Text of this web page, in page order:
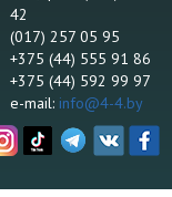
42
(017) 257 05 95
+375 (44) 555 91 86
+375 (44) 592 99 97
e-mail: info@4-4.by